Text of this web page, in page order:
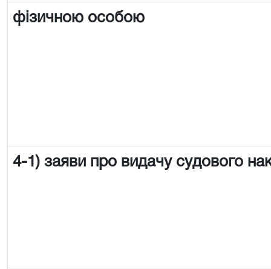
фізичною особою
4-1) заяви про видачу судового